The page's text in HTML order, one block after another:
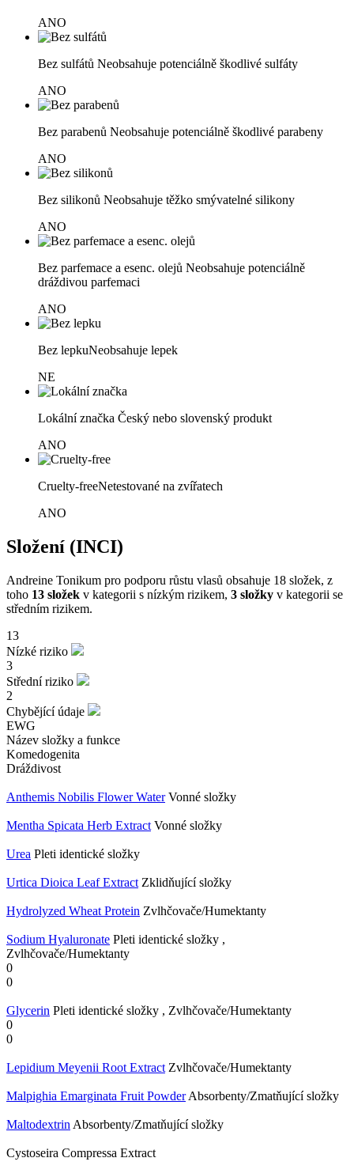
ANO
Bez sulfátů Neobsahuje potenciálně škodlivé sulfáty
ANO
Bez parabenů Neobsahuje potenciálně škodlivé parabeny
ANO
Bez silikonů Neobsahuje těžko smývatelné silikony
ANO
Bez parfemace a esenc. olejů Neobsahuje potenciálně
dráždivou parfemaci
ANO
Bez lepkuNeobsahuje lepek
NE
Lokální značka Český nebo slovenský produkt
ANO
Cruelty-freeNetestované na zvířatech
ANO
Složení (INCI)
Andreine Tonikum pro podporu růstu vlasů obsahuje 18 složek, z
toho 13 složek v kategorii s nízkým rizikem, 3 složky v kategorii se
středním rizikem.
13
Nízké riziko
3
Střední riziko
2
Chybějící údaje
EWG
Název složky a funkce
Komedogenita
Dráždivost
Anthemis Nobilis Flower Water Vonné složky
Mentha Spicata Herb Extract Vonné složky
Urea Pleti identické složky
Urtica Dioica Leaf Extract Zklidňující složky
Hydrolyzed Wheat Protein Zvlhčovače/Humektanty
Sodium Hyaluronate Pleti identické složky ,
Zvlhčovače/Humektanty
0
0
Glycerin Pleti identické složky , Zvlhčovače/Humektanty
0
0
Lepidium Meyenii Root Extract Zvlhčovače/Humektanty
Malpighia Emarginata Fruit Powder Absorbenty/Zmatňující složky
Maltodextrin Absorbenty/Zmatňující složky
Cystoseira Compressa Extract